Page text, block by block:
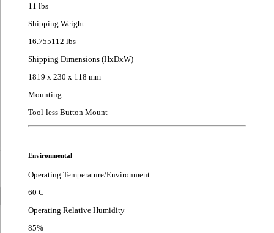
11 lbs
Shipping Weight
16.755112 lbs
Shipping Dimensions (HxDxW)
1819 x 230 x 118 mm
Mounting
Tool-less Button Mount
Environmental
Operating Temperature/Environment
60 C
Operating Relative Humidity
85%